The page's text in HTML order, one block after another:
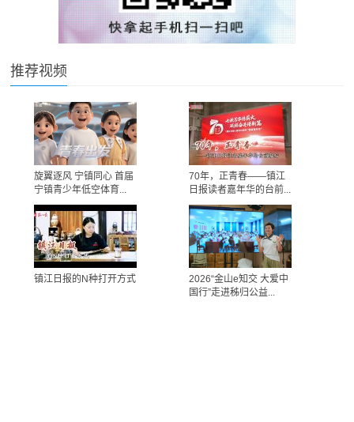
推荐视频
旋翼逐风 宁镇同心 首届
宁镇青少年低空体育...
70年，正青春——镇江
日报读者嘉年华的台前...
镇江日报的N种打开方式
2026“金山e知交 大爱中
国行”走进秭归公益...